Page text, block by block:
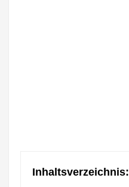
Inhaltsverzeichnis: